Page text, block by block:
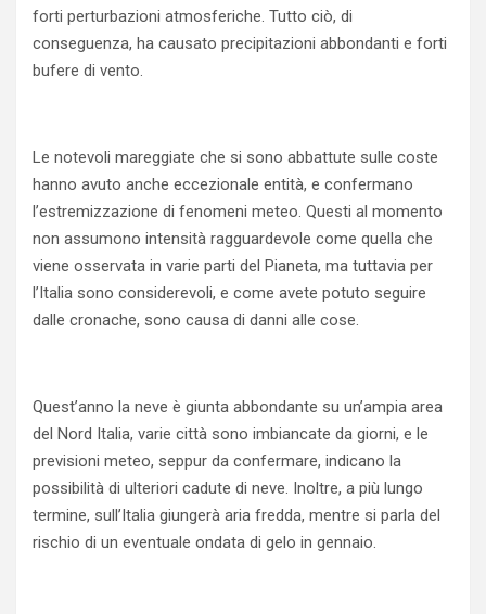
forti perturbazioni atmosferiche. Tutto ciò, di
conseguenza, ha causato precipitazioni abbondanti e forti
bufere di vento.
Le notevoli mareggiate che si sono abbattute sulle coste
hanno avuto anche eccezionale entità, e confermano
l’estremizzazione di fenomeni meteo. Questi al momento
non assumono intensità ragguardevole come quella che
viene osservata in varie parti del Pianeta, ma tuttavia per
l’Italia sono considerevoli, e come avete potuto seguire
dalle cronache, sono causa di danni alle cose.
Quest’anno la neve è giunta abbondante su un’ampia area
del Nord Italia, varie città sono imbiancate da giorni, e le
previsioni meteo, seppur da confermare, indicano la
possibilità di ulteriori cadute di neve. Inoltre, a più lungo
termine, sull’Italia giungerà aria fredda, mentre si parla del
rischio di un eventuale ondata di gelo in gennaio.